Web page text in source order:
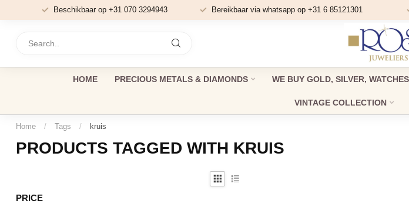
Beschikbaar op +31 070 3294943 Bereikbaar via whatsapp op +31 6 85121301
HOME PRECIOUS METALS & DIAMONDS WE BUY GOLD, SILVER,
VINTAGE COLLECTION
Home / Tags / kruis
PRODUCTS TAGGED WITH KRUIS
PRICE